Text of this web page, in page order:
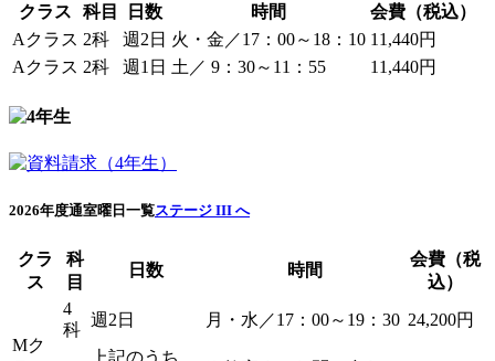
クラス 科目 日数 時間
会費（税込）
Aクラス 2科 週2日 火・金／17：00～18：10 11,440円
Aクラス 2科 週1日 土／ 9：30～11：55 11,440円
2026年度通室曜日一覧ステージ III へ
クラ
ス
科
目
日数 時間
会費（税
込）
Mク
4
科
週2日 月・水／17：00～19：30 24,200円
上記のうち